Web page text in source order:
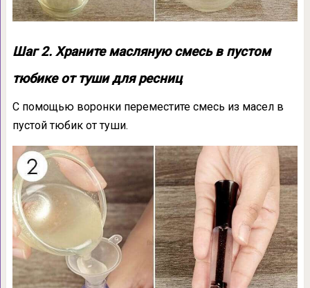
Шаг 2. Храните масляную смесь в пустом
тюбике от туши для ресниц
С помощью воронки переместите смесь из масел в
пустой тюбик от туши.